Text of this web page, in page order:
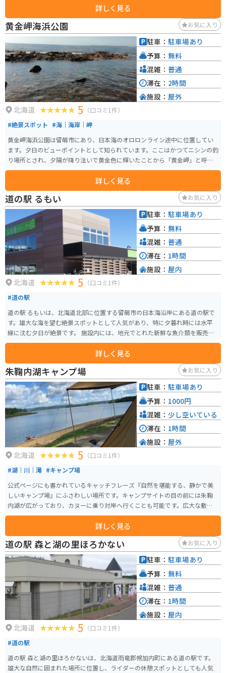
った手打ちそばが味わえるレストランがあります。また、特産品コーナーで
は、地元で人気の昆布製品や、木工品などのお土産を購入することができま
す。 バイクで訪れる場合、道の駅から眺めることができる日本海の景色は格
別です。駐車場も広く、休憩スペースも充実しているので、ツーリングの休
憩スポットとしても最適です。 周辺には、日本海に面した断崖絶壁の景勝地
「勝澗海岸」や、国の天然記念物に指定されている「茂津多岬灯塔」など、
見どころもたくさんあります。道の駅を拠点に、周辺の観光スポットを巡っ
てみるのもおすすめです。
詳しく見る
黄金岬海浜公園 お気に入り
北海道 5 （口コミ1件）
#絶景スポット #海｜海岸｜岬
黄金岬海浜公園は留萌市にあり、日本海のオロロンライン途中に位置してい
ます。夕日のビューポイントとして知られています。ここはかつてニシンの釣
り場所とされ、夕陽が降り注いで黄金色に輝いたことから「黄金岬」と呼ば
れるようになったと伝えられています。 沖に沈む夕陽が有名で、その眺めは
「日本一の落陽」と言われています。駐車場やトイレが完備されており、非
常にアクセスしやすい絶景スポットとして観光客に人気です。
詳しく見る
駐車： 駐車場あり
予算： 無料
混雑： 普通
滞在： 2時間
施設： 屋外
道の駅 るもい お気に入り
北海道 5 （口コミ1件）
#道の駅
道の駅 るもいは、北海道北部に位置する留萌市の日本海沿岸にある道の駅で
す。雄大な海を望む絶景スポットとして人気があり、特に夕暮れ時には水平
線に沈む夕日が絶景です。 施設内には、地元でとれた新鮮な魚介類を販売す
る直売所や、留萌の特産品である数の子を使った料理が楽しめるレストラン
があります。また、海産物の加工品や、北海道ならではのお土産も充実して
いるので、旅の思い出にぴったりです。 バイクで訪れる場合は、駐車場も広
く停めやすいので安心です。日本海沿岸を走る国道231号線沿いに位置してい
るので、ツーリングの休憩スポットとしても最適です。周辺には、黄金岬や
増毛町の暑寒別天売焼尻国定公園など、風光明媚な観光スポットも多いの
で、ぜひ立ち寄ってみてください。
詳しく見る
駐車： 駐車場あり
予算： 無料
混雑： 普通
滞在： 1時間
施設： 屋内
朱鞠内湖キャンプ場 お気に入り
北海道 5 （口コミ1件）
#湖｜川｜滝 #キャンプ場
公式ページにも書かれているキャッチフレーズ『自然を堪能する、静かで美
しいキャンプ場』にふさわしい場所です。キャンプサイトの目の前には朱鞠
内湖が広がっており、カヌーに乗り対岸へ行くことも可能です。広大な敷地
でありながら、野外灯が少ないため天気の良い日には星空を堪能できます。
連休にはソロキャンプを楽しむライダんから、カップルや家族連れのキャン
ピングカーや四輪駆動車がづらりとテントのそばに駐車しています。
詳しく見る
駐車： 駐車場あり
予算： 1000円
混雑： 少し空いている
滞在： 1時間
施設： 屋外
道の駅 森と湖の里ほろかない お気に入り
北海道 5 （口コミ1件）
#道の駅
道の駅 森と湖の里ほろかないは、北海道雨竜郡幌加内町にある道の駅です。
雄大な自然に囲まれた場所に位置し、ライダーの休憩スポットとしても人気
駐車： 駐車場あり
予算： 無料
混雑： 普通
滞在： 1時間
施設： 屋内